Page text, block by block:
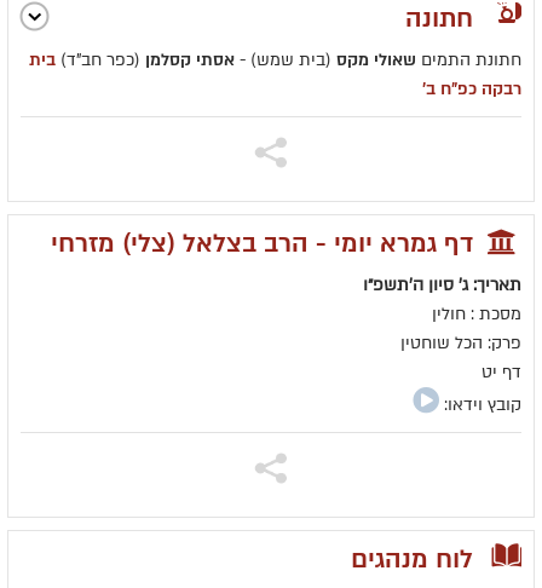
חתונה
חתונת התמים שאולי מקס (בית שמש) - אסתי קסלמן (כפר חב"ד) בית
רבקה כפ"ח ב'
דף גמרא יומי - הרב בצלאל (צלי) מזרחי
תאריך: ג' סיון ה׳תשפ״ו
מסכת : חולין
פרק: הכל שוחטין
דף יט
קובץ וידאו:
לוח מנהגים